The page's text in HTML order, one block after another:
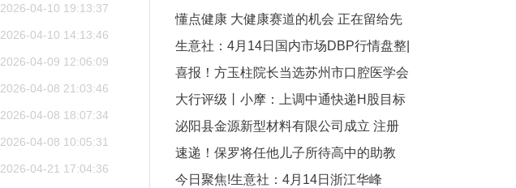
2026-04-10 19:13:37
2026-04-10 14:13:46
2026-04-09 12:06:09
2026-04-08 21:03:46
2026-04-08 18:07:34
2026-04-08 10:05:31
2026-04-21 17:04:36
本200万人民币
懂点健康 大健康赛道的机会 正在留给先
看懂的人
生意社：4月14日国内市场DBP行情盘整|
热讯
​喜报！方玉柱院长当选苏州市口腔医学会
第二届口腔种植专委会主任委员！
大行评级丨小摩：上调中通快递H股目标
价至225港元，上调收入及纯利预测
泌阳县金源新型材料有限公司成立 注册
资本10万人民币
速递！保罗将任他儿子所待高中的助教
未来以主帅身份重返NBA？
今日聚焦!生意社：4月14日浙江华峰